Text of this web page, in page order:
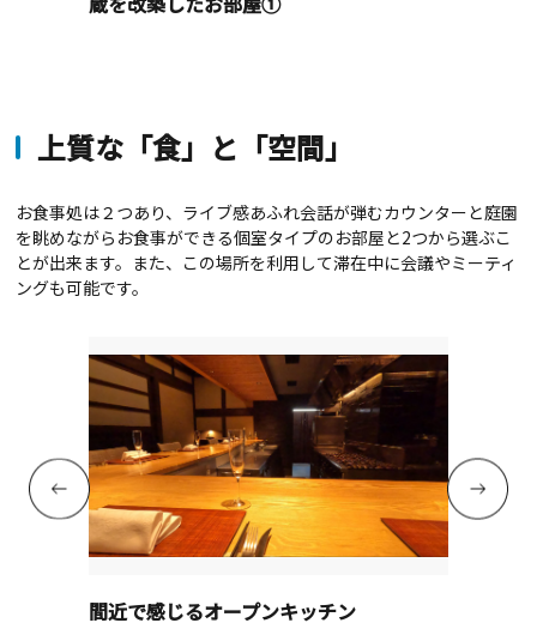
上質な「食」と「空間」
お食事処は２つあり、ライブ感あふれ会話が弾むカウンターと庭園
を眺めながらお食事ができる個室タイプのお部屋と2つから選ぶこ
とが出来ます。また、この場所を利用して滞在中に会議やミーティ
ングも可能です。
間近で感じるオープンキッチン